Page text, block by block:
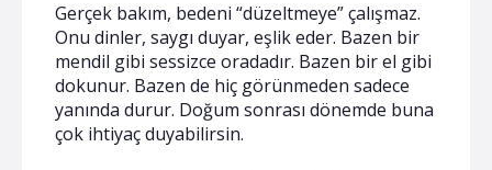
Gerçek bakım, bedeni “düzeltmeye” çalışmaz.
Onu dinler, saygı duyar, eşlik eder. Bazen bir
mendil gibi sessizce oradadır. Bazen bir el gibi
dokunur. Bazen de hiç görünmeden sadece
yanında durur. Doğum sonrası dönemde buna
çok ihtiyaç duyabilirsin.